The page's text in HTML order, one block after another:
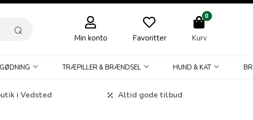
Min konto Favoritter
0
Kurv
TRÆPILLER & BRÆNDSEL HUND & KAT
i Vedsted Altid gode tilbud